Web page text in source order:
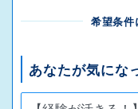
希望条件
あなたが気にな